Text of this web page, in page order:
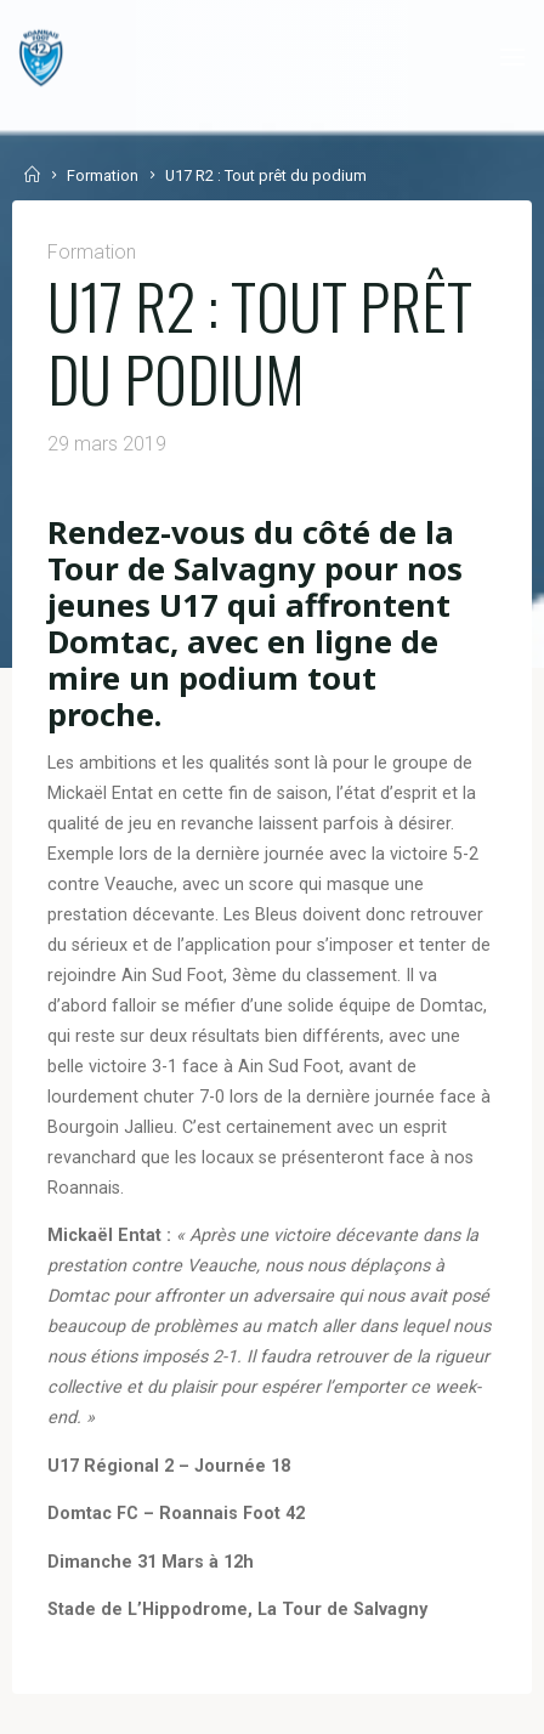
content
HomeFormation U17 R2 : Tout prêt du podium
Formation
U17 R2 : TOUT PRÊT
DU PODIUM
29 mars 2019
Rendez-vous du côté de la
Tour de Salvagny pour nos
jeunes U17 qui affrontent
Domtac, avec en ligne de
mire un podium tout
proche.
Les ambitions et les qualités sont là pour le groupe de
Mickaël Entat en cette fin de saison, l’état d’esprit et la
qualité de jeu en revanche laissent parfois à désirer.
Exemple lors de la dernière journée avec la victoire 5-2
contre Veauche, avec un score qui masque une
prestation décevante. Les Bleus doivent donc retrouver
du sérieux et de l’application pour s’imposer et tenter de
rejoindre Ain Sud Foot, 3ème du classement. Il va
d’abord falloir se méfier d’une solide équipe de Domtac,
qui reste sur deux résultats bien différents, avec une
belle victoire 3-1 face à Ain Sud Foot, avant de
lourdement chuter 7-0 lors de la dernière journée face à
Bourgoin Jallieu. C’est certainement avec un esprit
revanchard que les locaux se présenteront face à nos
Roannais.
Mickaël Entat : « Après une victoire décevante dans la
prestation contre Veauche, nous nous déplaçons à
Domtac pour affronter un adversaire qui nous avait posé
beaucoup de problèmes au match aller dans lequel nous
nous étions imposés 2-1. Il faudra retrouver de la rigueur
collective et du plaisir pour espérer l’emporter ce week-
end. »
U17 Régional 2 – Journée 18
Domtac FC – Roannais Foot 42
Dimanche 31 Mars à 12h
Stade de L’Hippodrome, La Tour de Salvagny